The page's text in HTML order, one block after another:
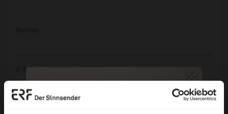
E-Mail:
Die E-Mail-Adresse wird nicht veröffentlicht.